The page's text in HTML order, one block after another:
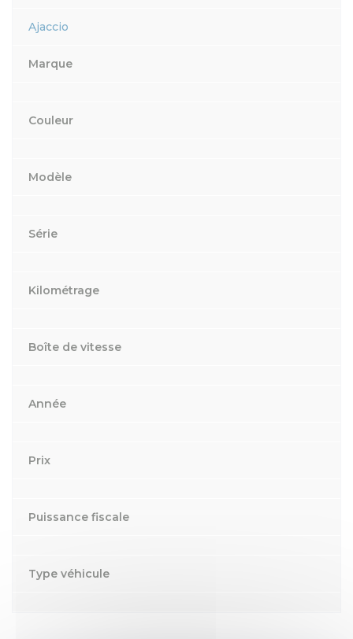
Ajaccio
Marque
Couleur
Modèle
Série
Kilométrage
Boîte de vitesse
Année
Prix
Puissance fiscale
Type véhicule